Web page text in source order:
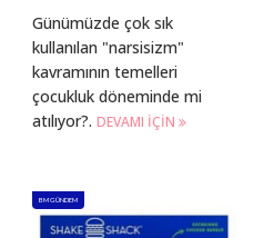
Günümüzde çok sık
kullanılan "narsisizm"
kavramının temelleri
çocukluk döneminde mi
atılıyor?. DEVAMI IÇIN
BM GÜNDEM